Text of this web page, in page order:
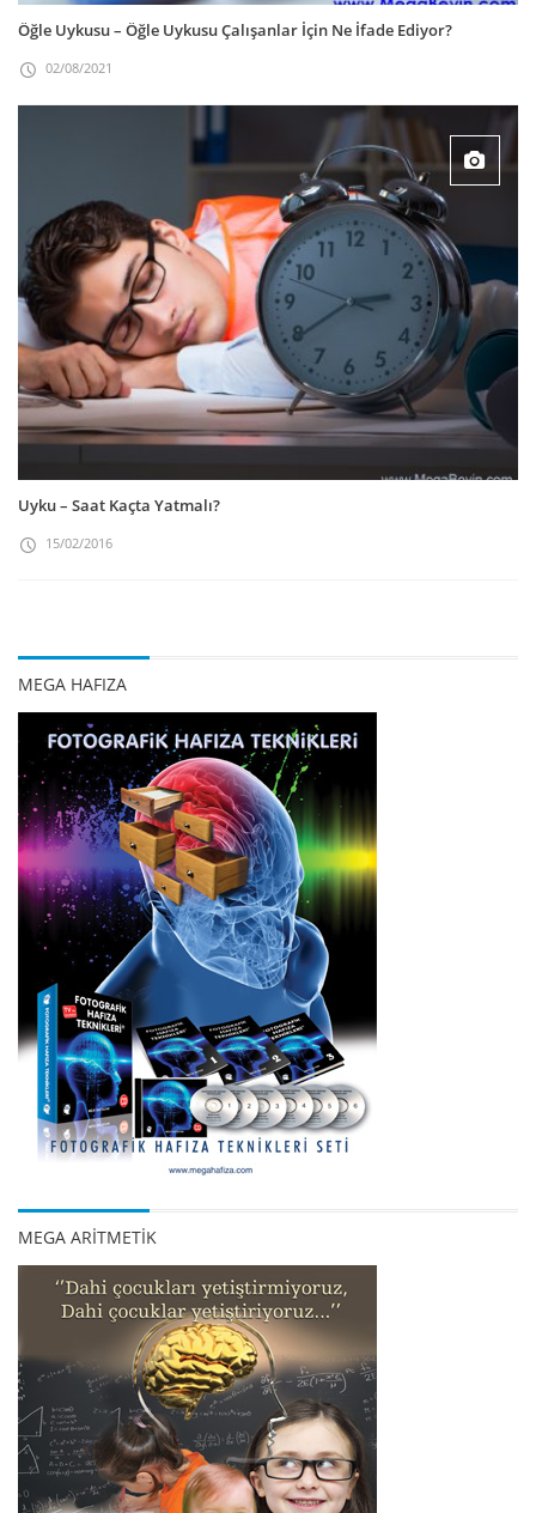
Öğle Uykusu – Öğle Uykusu Çalışanlar İçin Ne İfade Ediyor?
02/08/2021
Uyku – Saat Kaçta Yatmalı?
15/02/2016
MEGA HAFIZA
MEGA ARİTMETİK